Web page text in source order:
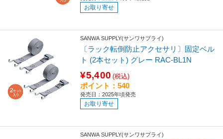
お取り寄せ
SANWA SUPPLY(サンワサプライ)
〔ラック転倒防止アクセサリ〕固定ベル
ト (2本セット) グレー RAC-BL1N
¥5,400 (税込)
ポイント：540
発売日：2025年頃発売
お取り寄せ
SANWA SUPPLY(サンワサプライ)